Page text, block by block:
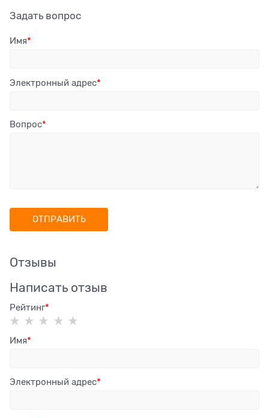
Задать вопрос
Имя
Электронный адрес
Вопрос
Отзывы
Написать отзыв
Рейтинг
Имя
Электронный адрес